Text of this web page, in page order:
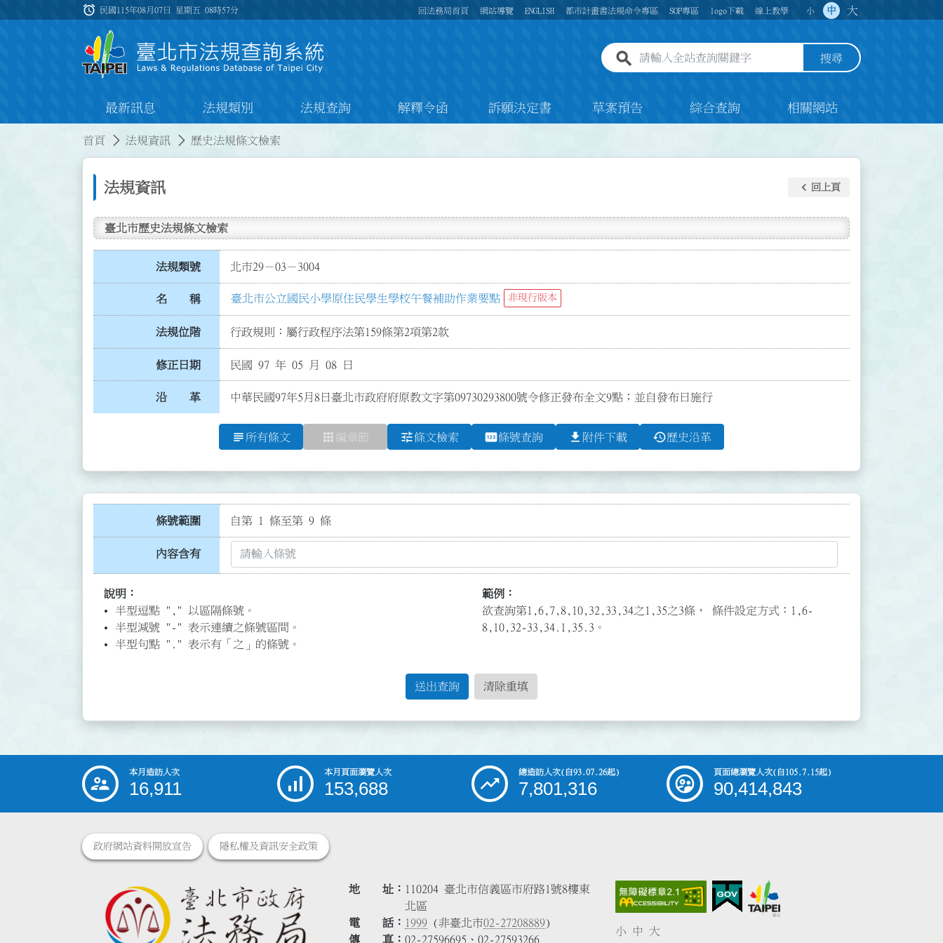
:::
alarm 民國115年08月07日 星期五08時57分 回法務局首頁 網站導覽 ENGLISH 都市計畫書法規命令專區 SOP專區 logo下載 線上教學 小 中 大
全站查詢關鍵字欄位 搜尋
最新訊息 法規類別 法規查詢 解釋令函 訴願決定書 草案預告 綜合查詢 相關網站
首頁 法規資訊 歷史法規條文檢索
法規資訊 keyboard_arrow_left 回上頁
臺北市歷史法規條文檢索
法規類號 北市29－03－3004
名 稱 臺北市公立國民小學原住民學生學校午餐補助作業要點 非現行版本
法規位階 行政規則：屬行政程序法第159條第2項第2款
修正日期 民國 97 年 05 月 08 日
沿 革 中華民國97年5月8日臺北市政府府原教文字第09730293800號令修正發布全文9點；並自發布日施行
subject 所有條文 apps 編章節 tune條文檢索 pin條號查詢 file_download 附件下載 history歷史沿革
條號範圍 自第 1 條至第 9 條
內容含有
說明：
半型逗點 "," 以區隔條號。
半型減號 "-" 表示連續之條號區間。
半型句點 "." 表示有「之」的條號。
範例：
欲查詢第1,6,7,8,10,32,33,34之1,35之3條， 條件設定方式：1,6-
8,10,32-33,34.1,35.3。
送出查詢 清除重填
::: 本月造訪人次
16,911
本月頁面瀏覽人次
153,688
總造訪人次(自93.07.26起)
7,801,316
頁面總瀏覽人次(自105.7.15起)
90,414,843
政府網站資料開放宣告 隱私權及資訊安全政策
地 址
110204 臺北市信義區市府路1號8樓東
北區
電 話
1999 (非臺北市02-27208889)
傳 真
02-27596695、02-27593266
小 中 大